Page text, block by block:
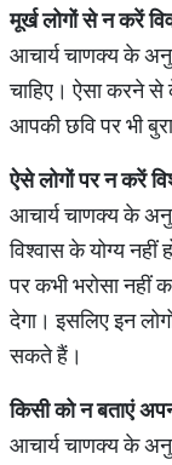
मूर्खलोगोंसेनकरें
आचार्य चाणक्य के
चाहिए। ऐसा करने
आपकी छवि पर भी
ऐसेलोगोंपरनकरें
आचार्य चाणक्य के
विश्वास के योग्य
पर कभी भरोसा नहीं
देगा। इसलिए इन
सकते हैं।
किसीकोनबताएं
आचार्य चाणक्य के